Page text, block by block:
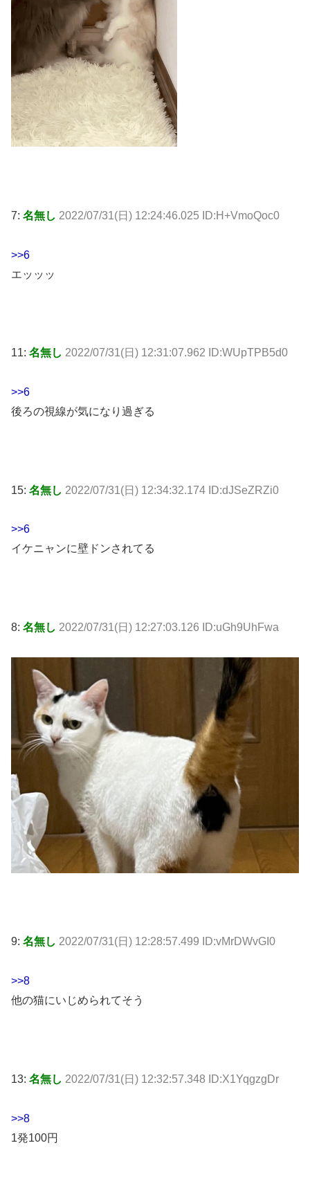
7: 名無し 2022/07/31(日) 12:24:46.025 ID:H+VmoQoc0
>>6
エッッッ
11: 名無し 2022/07/31(日) 12:31:07.962 ID:WUpTPB5d0
>>6
後ろの視線が気になり過ぎる
15: 名無し 2022/07/31(日) 12:34:32.174 ID:dJSeZRZi0
>>6
イケニャンに壁ドンされてる
8: 名無し 2022/07/31(日) 12:27:03.126 ID:uGh9UhFwa
9: 名無し 2022/07/31(日) 12:28:57.499 ID:vMrDWvGI0
>>8
他の猫にいじめられてそう
13: 名無し 2022/07/31(日) 12:32:57.348 ID:X1YqgzgDr
>>8
1発100円